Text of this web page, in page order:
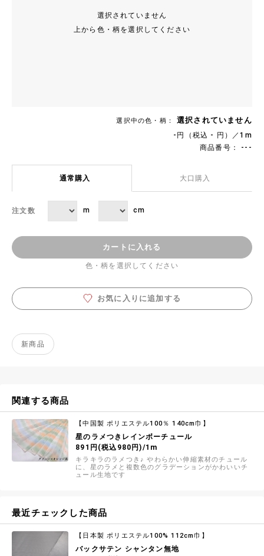
選択されていません
上から色・柄を選択してください
選択中の色・柄： 選択されていません
-円（税込 - 円）／1m
商品番号： ---
通常購入 大口購入
注文数 m cm
カートに入れる
色・柄を選択してください
お気に入りに追加する
新商品
関連する商品
【中国製 ポリエステル100％ 140cm巾】
星のラメつきレインボーチュール
891円(税込980円)/1m
キラキラのラメつき♪ やわらかい伸縮素材のチュール
に、星のラメと複数色のグラデーションがかわいいチ
ュール生地です
最近チェックした商品
【日本製 ポリエステル100% 112cm巾】
バックサテン シャンタン無地